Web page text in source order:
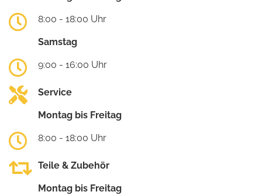
8:00 - 18:00 Uhr
Samstag
9:00 - 16:00 Uhr
Service
Montag bis Freitag
8:00 - 18:00 Uhr
Teile & Zubehör
Montag bis Freitag